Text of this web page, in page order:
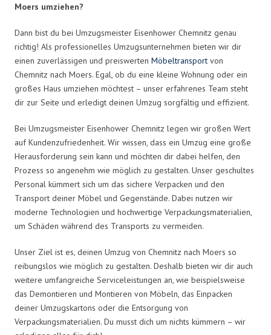
Moers umziehen?
Dann bist du bei Umzugsmeister Eisenhower Chemnitz genau
richtig! Als professionelles Umzugsunternehmen bieten wir dir
einen zuverlässigen und preiswerten Möbeltransport von
Chemnitz nach Moers. Egal, ob du eine kleine Wohnung oder ein
großes Haus umziehen möchtest – unser erfahrenes Team steht
dir zur Seite und erledigt deinen Umzug sorgfältig und effizient.
Bei Umzugsmeister Eisenhower Chemnitz legen wir großen Wert
auf Kundenzufriedenheit. Wir wissen, dass ein Umzug eine große
Herausforderung sein kann und möchten dir dabei helfen, den
Prozess so angenehm wie möglich zu gestalten. Unser geschultes
Personal kümmert sich um das sichere Verpacken und den
Transport deiner Möbel und Gegenstände. Dabei nutzen wir
moderne Technologien und hochwertige Verpackungsmaterialien,
um Schäden während des Transports zu vermeiden.
Unser Ziel ist es, deinen Umzug von Chemnitz nach Moers so
reibungslos wie möglich zu gestalten. Deshalb bieten wir dir auch
weitere umfangreiche Serviceleistungen an, wie beispielsweise
das Demontieren und Montieren von Möbeln, das Einpacken
deiner Umzugskartons oder die Entsorgung von
Verpackungsmaterialien. Du musst dich um nichts kümmern – wir